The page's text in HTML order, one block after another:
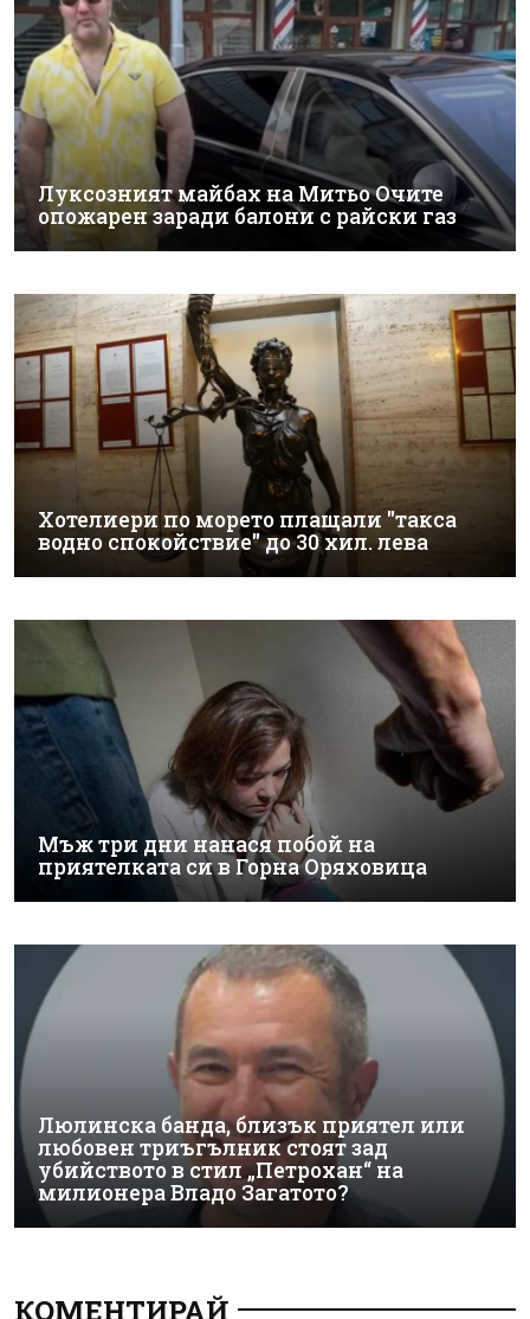
Луксозният майбах на Митьо Очите
опожарен заради балони с райски газ
Хотелиери по морето плащали "такса
водно спокойствие" до 30 хил. лева
Мъж три дни нанася побой на
приятелката си в Горна Оряховица
Люлинска банда, близък приятел или
любовен триъгълник стоят зад
убийството в стил „Петрохан“ на
милионера Владо Загатото?
КОМЕНТИРАЙ